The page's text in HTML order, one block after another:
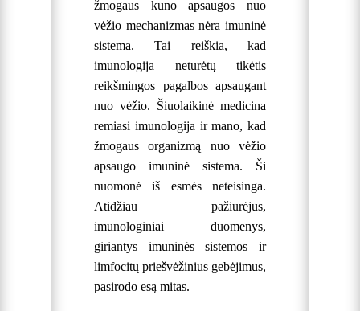
žmogaus kūno apsaugos nuo
vėžio mechanizmas nėra imuninė
sistema. Tai reiškia, kad
imunologija neturėtų tikėtis
reikšmingos pagalbos apsaugant
nuo vėžio. Šiuolaikinė medicina
remiasi imunologija ir mano, kad
žmogaus organizmą nuo vėžio
apsaugo imuninė sistema. Ši
nuomonė iš esmės neteisinga.
Atidžiau pažiūrėjus,
imunologiniai duomenys,
giriantys imuninės sistemos ir
limfocitų priešvėžinius gebėjimus,
pasirodo esą mitas.